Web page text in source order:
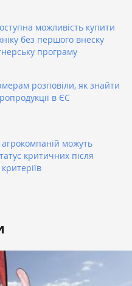
можливість купити
без першого внеску
програму
розповіли, як знайти
в ЄС
можуть
критичних після